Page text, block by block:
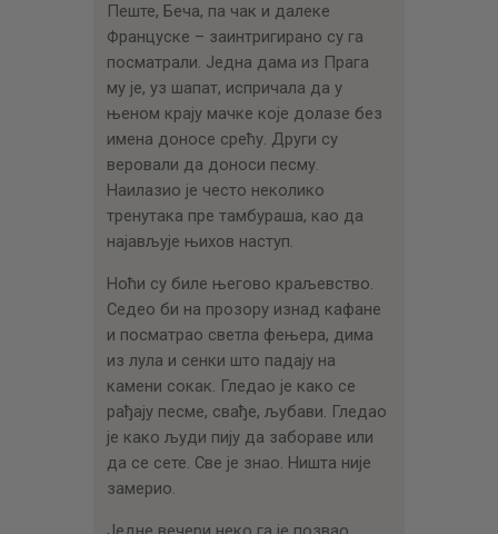
Пеште, Беча, па чак и далеке
Француске – заинтригирано су га
посматрали. Једна дама из Прага
му је, уз шапат, испричала да у
њеном крају мачке које долазе без
имена доносе срећу. Други су
веровали да доноси песму.
Наилазио је често неколико
тренутака пре тамбураша, као да
најављује њихов наступ.
Ноћи су биле његово краљевство.
Седео би на прозору изнад кафане
и посматрао светла фењера, дима
из лула и сенки што падају на
камени сокак. Гледао је како се
рађају песме, свађе, љубави. Гледао
је како људи пију да забораве или
да се сете. Све је знао. Ништа није
замерио.